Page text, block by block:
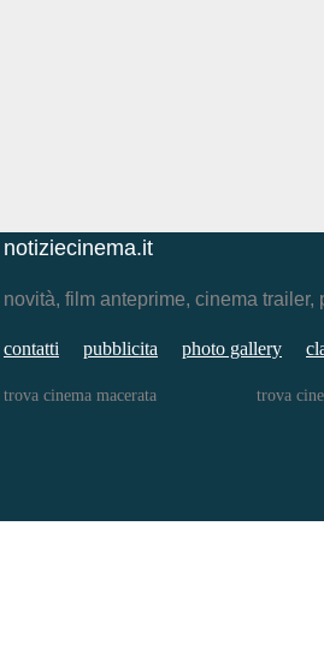
notiziecinema.it
novità, film anteprime, cinema
contatti pubblicita photo gallery
trova cinema macerata trova